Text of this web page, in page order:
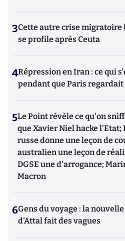
3Cette autre crise
se profile après Ceuta
4Répression en Iran : ce qui
pendant que Paris
5Le Point révèle ce qu'on
que Xavier Niel hacke l'Etat;
russe donne une leçon de
australien une leçon de
DGSE une d'arrogance;
Macron
6Gens du voyage : la
d'Attal fait des vagues